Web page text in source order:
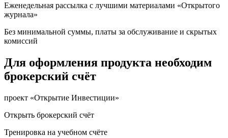
Еженедельная рассылка с лучшими материалами «Открытого
журнала»
Без минимальной суммы, платы за обслуживание и скрытых
комиссий
Для оформления продукта необходим
брокерский счёт
проект «Открытие Инвестиции»
Открыть брокерский счёт
Тренировка на учебном счёте